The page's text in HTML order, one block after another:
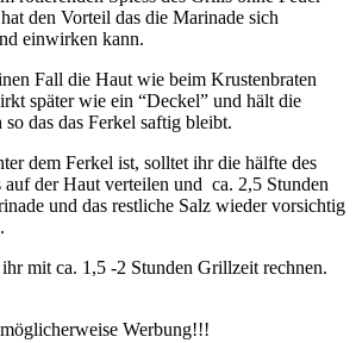
den Vorteil das die Marinade sich
einwirken kann.
Fall die Haut wie beim Krustenbraten
später wie ein “Deckel” und hält die
das das Ferkel saftig bleibt.
dem Ferkel ist, solltet ihr die hälfte des
auf der Haut verteilen und ca. 2,5 Stunden
und das restliche Salz wieder vorsichtig
mit ca. 1,5 -2 Stunden Grillzeit rechnen.
Werbung!!!